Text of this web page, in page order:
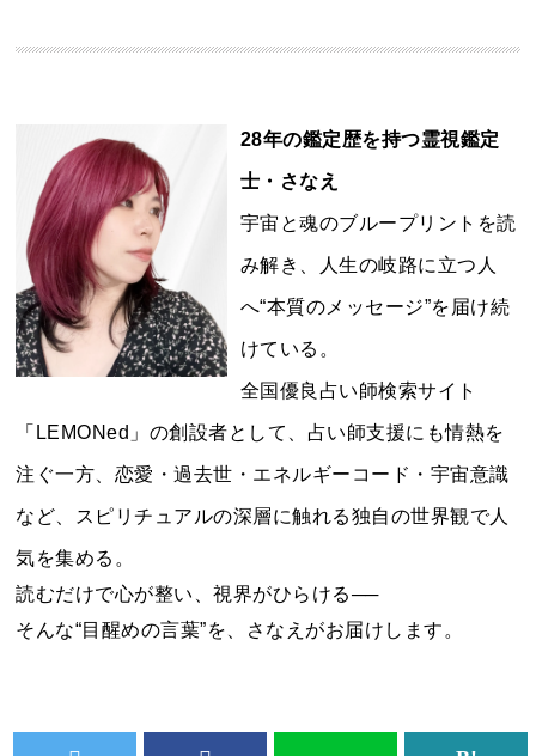
28年の鑑定歴を持つ霊視鑑定
士・さなえ
宇宙と魂のブループリントを読
み解き、人生の岐路に立つ人
へ“本質のメッセージ”を届け続
けている。
全国優良占い師検索サイト
「LEMONed」の創設者として、占い師支援にも情熱を
注ぐ一方、恋愛・過去世・エネルギーコード・宇宙意識
など、スピリチュアルの深層に触れる独自の世界観で人
気を集める。
読むだけで心が整い、視界がひらける──
そんな“目醒めの言葉”を、さなえがお届けします。